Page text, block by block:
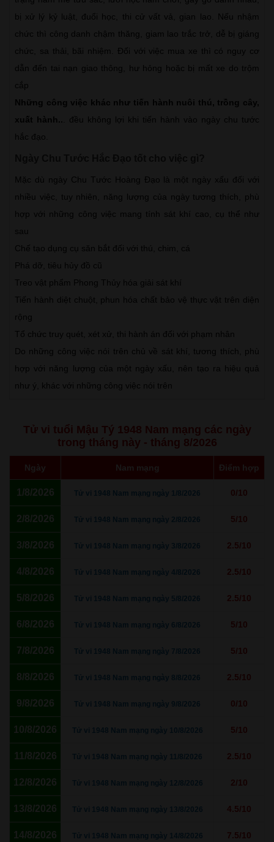
bị xử lý kỷ luật, đuổi học, thi cử vất vả, gian lao. Nếu nhậm
chức thì công danh chậm thăng, giam lao trắc trở, dễ bị giáng
chức, sa thải, bãi nhiệm. Đối với việc mua xe thì có nguy cơ
dẫn đến tai nạn giao thông, hư hỏng hoặc bị mất xe do trộm
cắp
Những công việc khác như tiến hành nuôi thú, trồng cây,
xuất hành..
. đều không lợi khi tiến hành vào ngày chu tước
hắc đạo.
Mặc dù ngày Chu Tước Hoàng Đạo là một ngày xấu đối với
nhiều việc, tuy nhiên, năng lượng của ngày tương thích, phù
hợp với những công việc mang tính sát khí cao, cụ thể như
sau
Chế tạo dụng cụ săn bắt đối với thú, chim, cá
Phá dỡ, tiêu hủy đồ cũ
Treo vật phẩm Phong Thủy hóa giải sát khí
Tiến hành diệt chuột, phun hóa chất bảo vệ thực vật trên diện
rộng
Tổ chức truy quét, xét xử, thi hành án đối với phạm nhân
Do những công việc nói trên chủ về sát khí, tương thích, phù
hợp với năng lượng của một ngày xấu, nên tạo ra hiệu quả
như ý, khác với những công việc nói trên
Tử vi tuổi Mậu Tý 1948 Nam mạng các ngày
trong tháng này - tháng 8/2026
Ngày Nam mạng Điểm hợp
1/8/2026 Tử vi 1948 Nam mạng ngày 1/8/2026 0/10
2/8/2026 Tử vi 1948 Nam mạng ngày 2/8/2026 5/10
3/8/2026 Tử vi 1948 Nam mạng ngày 3/8/2026 2.5/10
4/8/2026 Tử vi 1948 Nam mạng ngày 4/8/2026 2.5/10
5/8/2026 Tử vi 1948 Nam mạng ngày 5/8/2026 2.5/10
6/8/2026 Tử vi 1948 Nam mạng ngày 6/8/2026 5/10
7/8/2026 Tử vi 1948 Nam mạng ngày 7/8/2026 5/10
8/8/2026 Tử vi 1948 Nam mạng ngày 8/8/2026 2.5/10
9/8/2026 Tử vi 1948 Nam mạng ngày 9/8/2026 0/10
10/8/2026 Tử vi 1948 Nam mạng ngày 10/8/2026 5/10
11/8/2026 Tử vi 1948 Nam mạng ngày 11/8/2026 2.5/10
12/8/2026 Tử vi 1948 Nam mạng ngày 12/8/2026 2/10
13/8/2026 Tử vi 1948 Nam mạng ngày 13/8/2026 4.5/10
14/8/2026 Tử vi 1948 Nam mạng ngày 14/8/2026 7.5/10